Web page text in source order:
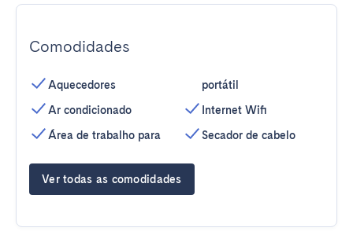
Comodidades
Aquecedores
Ar condicionado
Área de trabalho para
portátil
Internet Wifi
Secador de cabelo
Ver todas as comodidades